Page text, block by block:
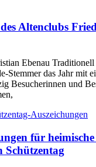
Altenclubs
Ebenau Traditionell
Stemmer das Jahr mit
Besucherinnen und
für
Schützentag